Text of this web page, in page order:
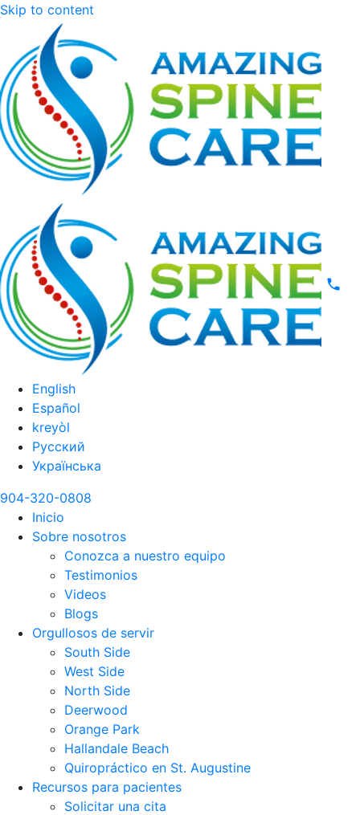
Skip to content
English
Español
kreyòl
Русский
Українська
904-320-0808
Inicio
Sobre nosotros
Conozca a nuestro equipo
Testimonios
Videos
Blogs
Orgullosos de servir
South Side
West Side
North Side
Deerwood
Orange Park
Hallandale Beach
Quiropráctico en St. Augustine
Recursos para pacientes
Solicitar una cita